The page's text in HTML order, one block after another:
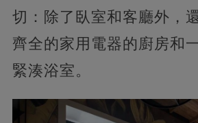
切：除了臥室和客廳外，
齊全的家用電器的廚房和
緊湊浴室。